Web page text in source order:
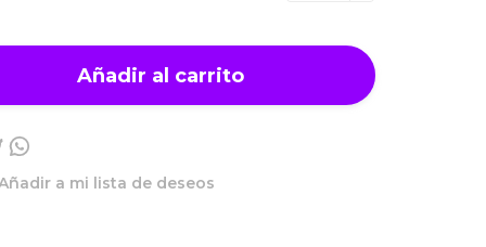
Añadir al carrito
a mi lista de deseos